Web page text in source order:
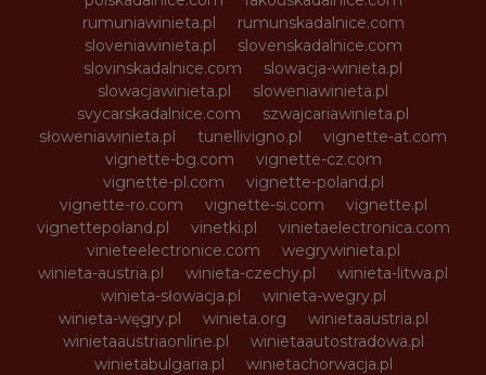
rumuniawinieta.pl
rumunskadalnice.com
sloveniawinieta.pl
slovenskadalnice.com
slovinskadalnice.com
slowacja-winieta.pl
slowacjawinieta.pl
sloweniawinieta.pl
svycarskadalnice.com
szwajcariawinieta.pl
słoweniawinieta.pl
tunellivigno.pl
vignette-at.com
vignette-bg.com
vignette-cz.com
vignette-pl.com
vignette-poland.pl
vignette-ro.com
vignette-si.com
vignette.pl
vignettepoland.pl
vinetki.pl
vinietaelectronica.com
vinieteelectronice.com
wegrywinieta.pl
winieta-austria.pl
winieta-czechy.pl
winieta-litwa.pl
winieta-słowacja.pl
winieta-wegry.pl
winieta-węgry.pl
winieta.org
winietaaustria.pl
winietaaustriaonline.pl
winietaautostradowa.pl
winietabulgaria.pl
winietachorwacja.pl